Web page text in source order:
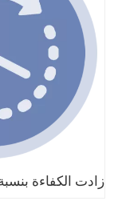
زادت الكفاءة بنسبة 2-10